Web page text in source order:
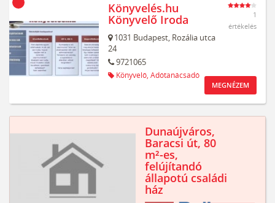
Könyvelés.hu
Könyvelő Iroda
1031 Budapest, Rozália utca
24
9721065
Könyvelő, Adótanácsadó
1
értékelés
MEGNÉZEM
Dunaújváros,
Baracsi út, 80
m²-es,
felújítandó
állapotú családi
ház